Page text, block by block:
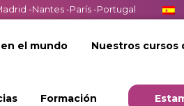
-Nantes -París -Portugal
el mundo Nuestros cursos
Formación